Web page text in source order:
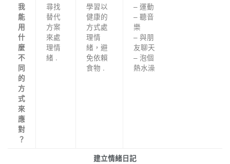
我
能
用
什
麼
不
同
的
方
式
來
應
對
？
尋找
替代
方案
來處
理情
緒 .
學習以
健康的
方式處
理情
緒，避
免依賴
食物 .
– 運動
– 聽音
樂
– 與朋
友聊天
– 泡個
熱水澡
建立情緒日記